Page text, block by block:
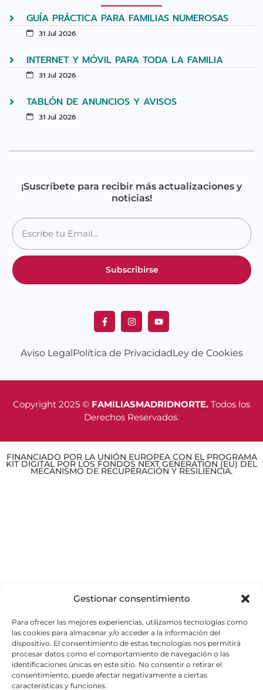
Gestionar consentimiento
Para ofrecer las mejores experiencias, utilizamos tecnologías como
las cookies para almacenar y/o acceder a la información del
dispositivo. El consentimiento de estas tecnologías nos permitirá
procesar datos como el comportamiento de navegación o las
identificaciones únicas en este sitio. No consentir o retirar el
consentimiento, puede afectar negativamente a ciertas
características y funciones.
GUÍA PRÁCTICA PARA FAMILIAS NUMEROSAS
31 Jul 2026
INTERNET Y MÓVIL PARA TODA LA FAMILIA
31 Jul 2026
TABLÓN DE ANUNCIOS Y AVISOS
31 Jul 2026
¡Suscríbete para recibir más actualizaciones y
noticias!
Subscribirse
Aviso Legal Política de PrivacidadLey de Cookies
Copyright 2025 © FAMILIASMADRIDNORTE. Todos los
Derechos Reservados.
FINANCIADO POR LA UNIÓN EUROPEA CON EL PROGRAMA
KIT DIGITAL POR LOS FONDOS NEXT GENERATION (EU) DEL
MECANISMO DE RECUPERACIÓN Y RESILIENCIA.